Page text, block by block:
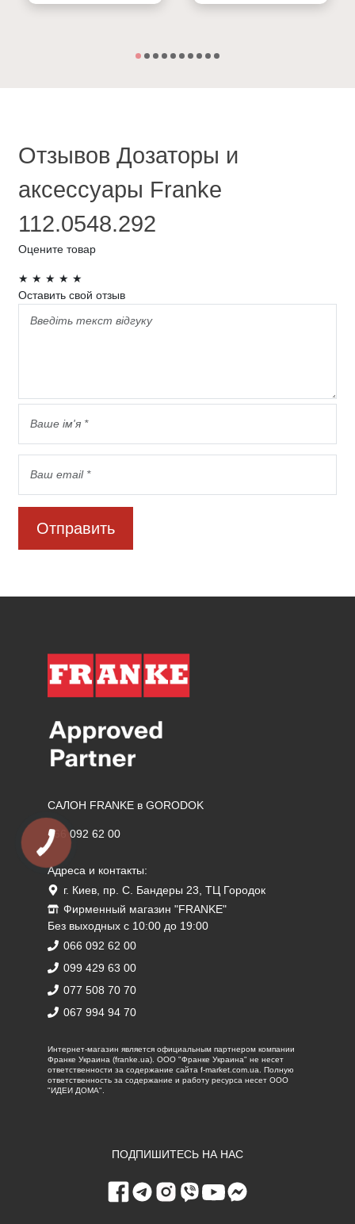
Отзывов Дозаторы и
аксессуары Franke
112.0548.292
Оцените товар
★ ★ ★ ★ ★
Оставить свой отзыв
Отправить
САЛОН FRANKE в GORODOK
066 092 62 00
Адреса и контакты:
г. Киев, пр. С. Бандеры 23, ТЦ Городок
Фирменный магазин "FRANKE"
Без выходных с 10:00 до 19:00
066 092 62 00
099 429 63 00
077 508 70 70
067 994 94 70
Интернет-магазин является официальным партнером компании
Франке Украина (franke.ua). ООО "Франке Украина" не несет
ответственности за содержание сайта f-market.com.ua. Полную
ответственность за содержание и работу ресурса несет ООО
"ИДЕИ ДОМА".
ПОДПИШИТЕСЬ НА НАС